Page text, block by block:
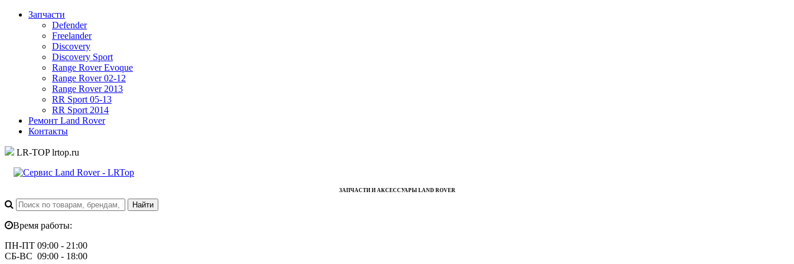
Запчасти
Defender
Freelander
Discovery
Discovery Sport
Range Rover Evoque
Range Rover 02-12
Range Rover 2013
RR Sport 05-13
RR Sport 2014
Ремонт Land Rover
Контакты
LR-TOP lrtop.ru
ЗАПЧАСТИ И АКСЕССУАРЫ LAND ROVER
Время работы:
ПН-ПТ 09:00 - 21:00
СБ-ВС 09:00 - 18:00